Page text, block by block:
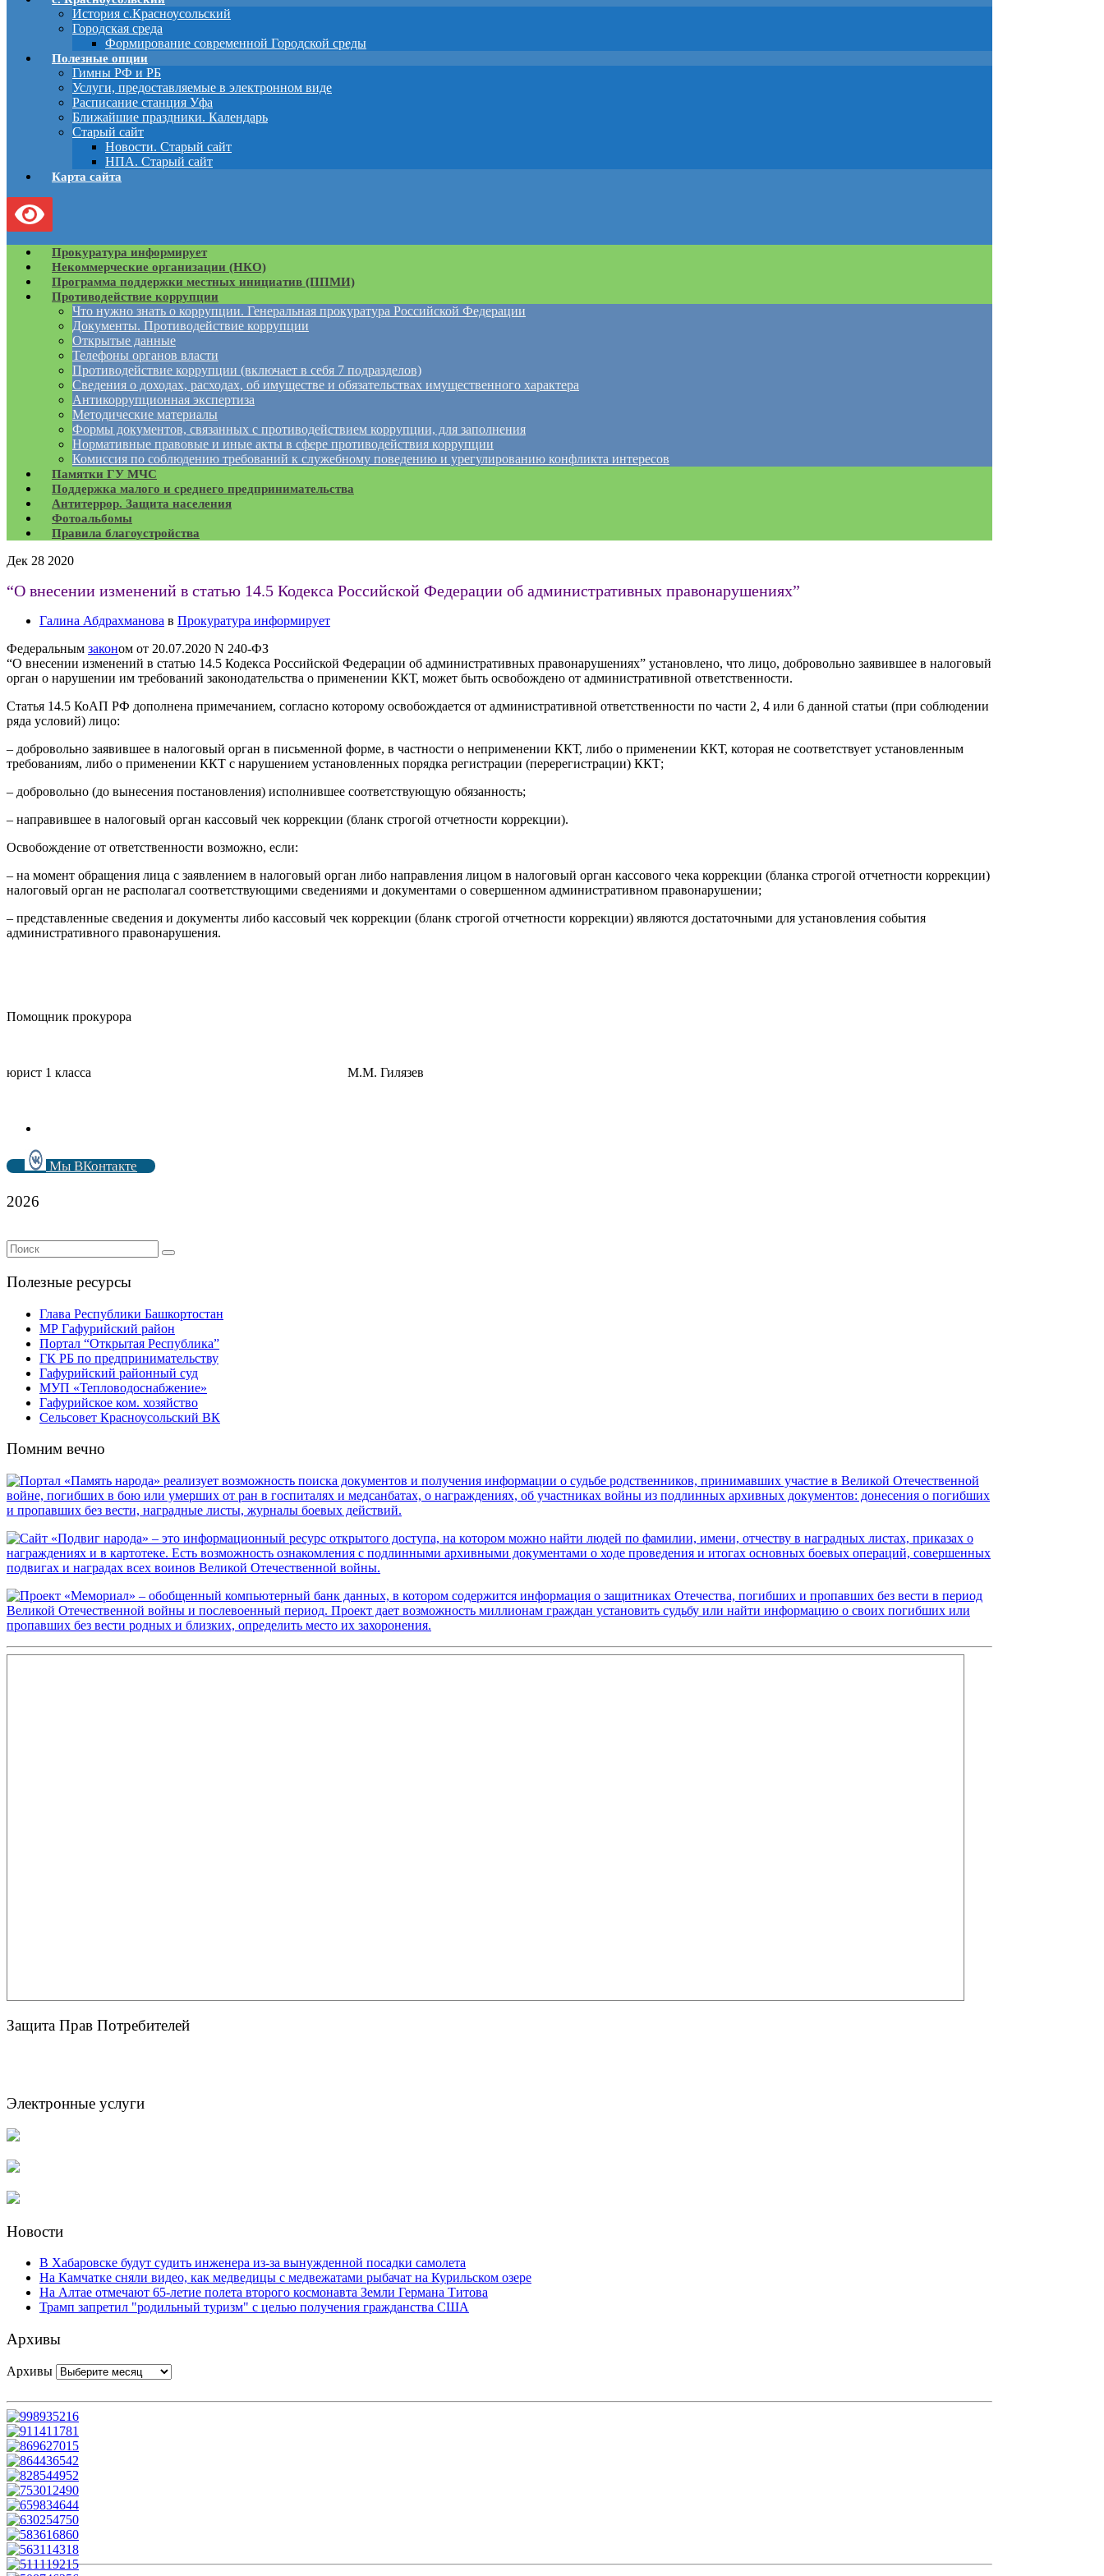
История с.Красноусольский
Городская среда
Формирование современной Городской среды
Полезные опции
Гимны РФ и РБ
Услуги, предоставляемые в электронном виде
Расписание станция Уфа
Ближайшие праздники. Календарь
Старый сайт
Новости. Старый сайт
НПА. Старый сайт
Карта сайта
Прокуратура информирует
Некоммерческие организации (НКО)
Программа поддержки местных инициатив (ППМИ)
Противодействие коррупции
Что нужно знать о коррупции. Генеральная прокуратура Российской Федерации
Документы. Противодействие коррупции
Открытые данные
Телефоны органов власти
Противодействие коррупции (включает в себя 7 подразделов)
Сведения о доходах, расходах, об имуществе и обязательствах имущественного характера
Антикоррупционная экспертиза
Методические материалы
Формы документов, связанных с противодействием коррупции, для заполнения
Нормативные правовые и иные акты в сфере противодействия коррупции
Комиссия по соблюдению требований к служебному поведению и урегулированию конфликта интересов
Памятки ГУ МЧС
Поддержка малого и среднего предпринимательства
Антитеррор. Защита населения
Фотоальбомы
Правила благоустройства
Дек 28 2020
“О внесении изменений в статью 14.5 Кодекса Российской Федерации об административных правонарушениях”
Галина Абдрахманова в Прокуратура информирует
Федеральным законом от 20.07.2020 N 240-ФЗ
“О внесении изменений в статью 14.5 Кодекса Российской Федерации об административных правонарушениях” установлено, что лицо, добровольно заявившее в налоговый
орган о нарушении им требований законодательства о применении ККТ, может быть освобождено от административной ответственности.
Статья 14.5 КоАП РФ дополнена примечанием, согласно которому освобождается от административной ответственности по части 2, 4 или 6 данной статьи (при соблюдении
ряда условий) лицо:
– добровольно заявившее в налоговый орган в письменной форме, в частности о неприменении ККТ, либо о применении ККТ, которая не соответствует установленным
требованиям, либо о применении ККТ с нарушением установленных порядка регистрации (перерегистрации) ККТ;
– добровольно (до вынесения постановления) исполнившее соответствующую обязанность;
– направившее в налоговый орган кассовый чек коррекции (бланк строгой отчетности коррекции).
Освобождение от ответственности возможно, если:
– на момент обращения лица с заявлением в налоговый орган либо направления лицом в налоговый орган кассового чека коррекции (бланка строгой отчетности коррекции)
налоговый орган не располагал соответствующими сведениями и документами о совершенном административном правонарушении;
– представленные сведения и документы либо кассовый чек коррекции (бланк строгой отчетности коррекции) являются достаточными для установления события
административного правонарушения.
Помощник прокурора
юрист 1 класса М.М. Гилязев
Мы ВКонтакте
2026
Полезные ресурсы
Глава Республики Башкортостан
МР Гафурийский район
Портал “Открытая Республика”
ГК РБ по предпринимательству
Гафурийский районный суд
МУП «Тепловодоснабжение»
Гафурийское ком. хозяйство
Сельсовет Красноусольский ВК
Помним вечно
Защита Прав Потребителей
Электронные услуги
Новости
В Хабаровске будут судить инженера из-за вынужденной посадки самолета
На Камчатке сняли видео, как медведицы с медвежатами рыбачат на Курильском озере
На Алтае отмечают 65-летие полета второго космонавта Земли Германа Титова
Трамп запретил "родильный туризм" с целью получения гражданства США
Архивы
Архивы